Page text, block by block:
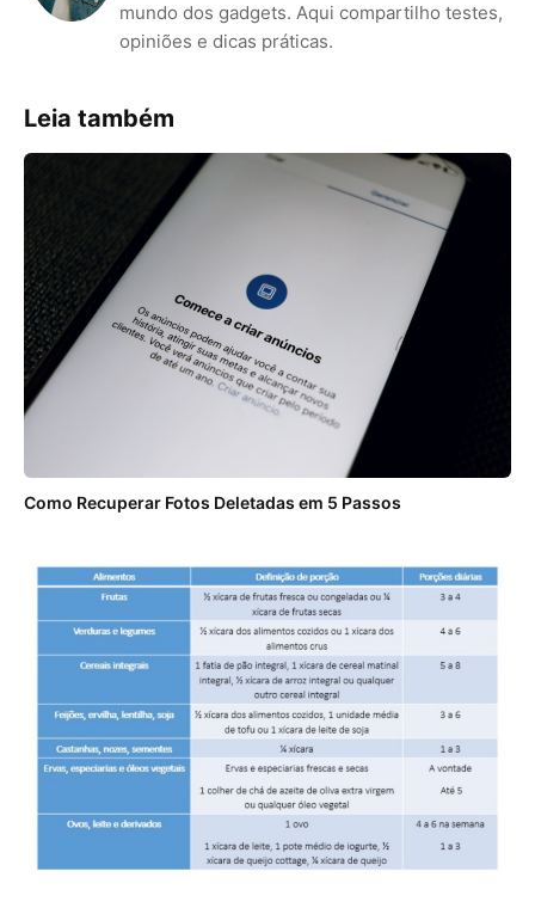
mundo dos gadgets. Aqui compartilho testes,
opiniões e dicas práticas.
Leia também
Como Recuperar Fotos Deletadas em 5 Passos